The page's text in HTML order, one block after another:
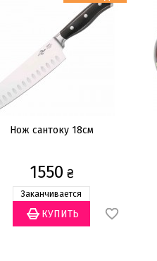
Нож сантоку 18см
1550 ₴
Заканчивается